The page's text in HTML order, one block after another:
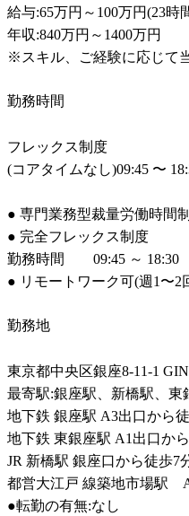
給与:65万円～100万円(23
年収:840万円～1400万円
※スキル、ご経験に応じて
勤務時間
フレックス制度
(コアタイムなし)09:45 〜
● 専門業務型裁量労働時間制
● 完全フレックス制度
勤務時間        09:45 ～ 18:30
● リモートワーク可(週1〜2
勤務地
東京都中央区銀座8-11-1
最寄駅:銀座駅、新橋駅、東
地下鉄 銀座駅 A3出口から
地下鉄 東銀座駅 A1出口か
JR 新橋駅 銀座口から徒歩7
都営大江戸 線築地市場駅　
●転勤の有無:なし